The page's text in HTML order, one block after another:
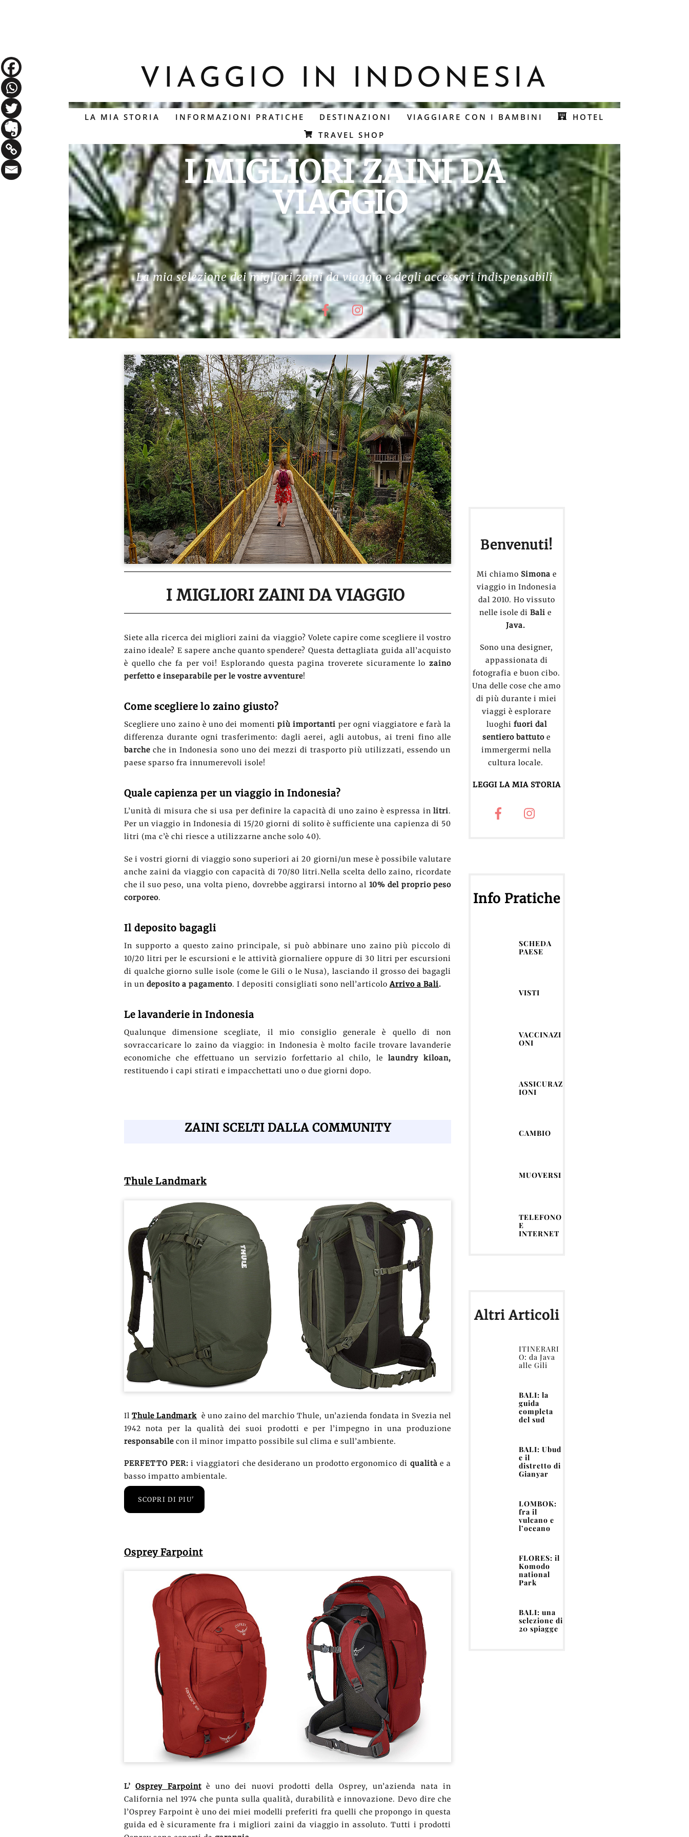
to
content
VIAGGIO IN INDONESIA
LA MIA STORIA INFORMAZIONI PRATICHE DESTINAZIONI VIAGGIARE CON I BAMBINI
HOTEL
TRAVEL SHOP
I MIGLIORI ZAINI DA
VIAGGIO
La mia selezione dei migliori zaini da viaggio e degli accessori indispensabili
I MIGLIORI ZAINI DA VIAGGIO
Siete alla ricerca dei migliori zaini da viaggio? Volete capire come scegliere il vostro
zaino ideale? E sapere anche quanto spendere? Questa dettagliata guida all’acquisto
è quello che fa per voi! Esplorando questa pagina troverete sicuramente lozaino
perfetto e inseparabile per le vostre avventure!
Come scegliere lo zaino giusto?
Scegliere uno zaino è uno dei momentipiù importanti per ogni viaggiatore e farà la
differenza durante ogni trasferimento: dagli aerei, agli autobus, ai treni fino alle
barcheche in Indonesia sono uno dei mezzi di trasporto più utilizzati, essendo un
paese sparso fra innumerevoli isole!
Quale capienza per un viaggio in Indonesia?
L’unità di misura che si usa per definire la capacità di uno zaino è espressa inlitri.
Per un viaggio in Indonesia di 15/20 giorni di solito è sufficiente una capienza di 50
litri (ma c’è chi riesce a utilizzarne anche solo 40).
Se i vostri giorni di viaggio sono superiori ai 20 giorni/un mese è possibile valutare
anche zaini da viaggio con capacità di 70/80 litri.Nella scelta dello zaino, ricordate
che il suo peso, una volta pieno, dovrebbe aggirarsi intorno al 10% del proprio peso
corporeo.
Il deposito bagagli
In supporto a questo zaino principale, si può abbinare uno zaino più piccolo di
10/20 litri per le escursioni e le attività giornaliere oppure di 30 litri per escursioni
di qualche giorno sulle isole (come le Gili o le Nusa), lasciando il grosso dei bagagli
in un deposito a pagamento. I depositi consigliati sono nell’articoloArrivo a Bali.
Le lavanderie in Indonesia
Qualunque dimensione scegliate, il mio consiglio generale è quello di non
sovraccaricare lo zaino da viaggio: in Indonesia è molto facile trovare lavanderie
economiche che effettuano un servizio forfettario al chilo, le laundry kiloan,
restituendo i capi stirati e impacchettati uno o due giorni dopo.
ZAINI SCELTI DALLA COMMUNITY
Thule Landmark
IlThule Landmark è uno zaino del marchio Thule, un’azienda fondata in Svezia nel
1942 nota per la qualità dei suoi prodotti e per l’impegno in una produzione
responsabilecon il minor impatto possibile sul clima e sull’ambiente.
PERFETTO PER: i viaggiatori che desiderano un prodotto ergonomico di qualità e a
basso impatto ambientale.
SCOPRI DI PIU'
Osprey Farpoint
L’Osprey Farpoint è uno dei nuovi prodotti della Osprey, un’azienda nata in
California nel 1974 che punta sulla qualità, durabilità e innovazione. Devo dire che
l’Osprey Farpoint è uno dei miei modelli preferiti fra quelli che propongo in questa
guida ed è sicuramente fra i migliori zaini da viaggio in assoluto. Tutti i prodotti
Benvenuti!
Mi chiamo Simona e
viaggio in Indonesia
dal 2010. Ho vissuto
nelle isole diBali e
Java.
Sono una designer,
appassionata di
fotografia e buon cibo.
Una delle cose che amo
di più durante i miei
viaggi è esplorare
luoghi fuori dal
sentiero battuto e
immergermi nella
cultura locale.
LEGGI LA MIA STORIA
Info Pratiche
SCHEDA
PAESE
VISTI
VACCINAZI
ONI
ASSICURAZ
IONI
CAMBIO
MUOVERSI
TELEFONO
E
INTERNET
Altri Articoli
ITINERARI
O: da Java
alle Gili
BALI: la
guida
completa
del sud
BALI: Ubud
e il
distretto di
Gianyar
LOMBOK:
fra il
vulcano e
l’oceano
FLORES: il
Komodo
national
Park
BALI: una
selezione di
20 spiagge